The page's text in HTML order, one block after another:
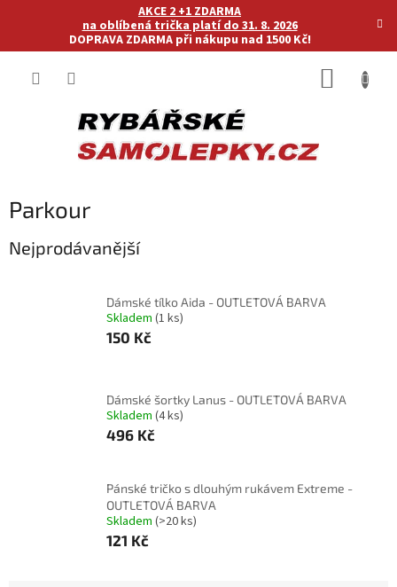
AKCE 2 +1 ZDARMA
na oblíbená trička platí do 31. 8. 2026
DOPRAVA ZDARMA při nákupu nad 1500 Kč!
Parkour
Nejprodávanější
Dámské tílko Aida - OUTLETOVÁ BARVA
Skladem (1 ks)
150 Kč
Dámské šortky Lanus - OUTLETOVÁ BARVA
Skladem (4 ks)
496 Kč
Pánské tričko s dlouhým rukávem Extreme -
OUTLETOVÁ BARVA
Skladem (>20 ks)
121 Kč